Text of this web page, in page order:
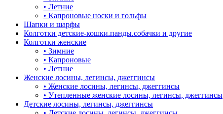
• Летние
• Капроновые носки и гольфы
Шапки и шарфы
Колготки детские-кошки.панды.собачки и другие
Колготки женские
• Зимние
• Капроновые
• Летние
Женские лосины, легинсы, джеггинсы
• Женские лосины, легинсы, джеггинсы
• Утепленные женские лосины, легинсы, джеггинсы
Детские лосины, легинсы, джеггинсы